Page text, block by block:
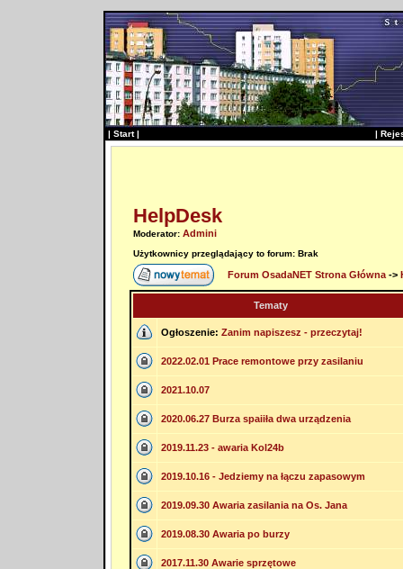
| Start| |
HelpDesk
Moderator: Admini
Użytkownicy przeglądający to forum: Brak
Forum OsadaNET Strona Główna->
Tematy
Ogłoszenie: Zanim napiszesz - przeczytaj!
2022.02.01 Prace remontowe przy zasilaniu
2021.10.07
2020.06.27 Burza spaiiła dwa urządzenia
2019.11.23 - awaria Kol24b
2019.10.16 - Jedziemy na łączu zapasowym
2019.09.30 Awaria zasilania na Os. Jana
2019.08.30 Awaria po burzy
2017.11.30 Awarie sprzętowe